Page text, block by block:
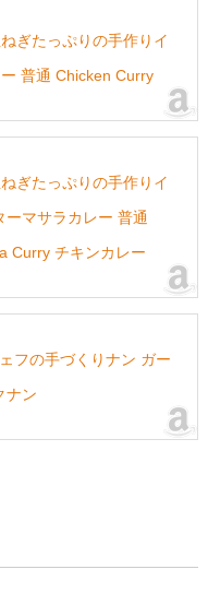
ぎたっぷりの手作りイ
普通 Chicken Curry
ぎたっぷりの手作りイ
ーマサラカレー 普通
Curry チキンカレー
フの手づくりナン ガー
ナン